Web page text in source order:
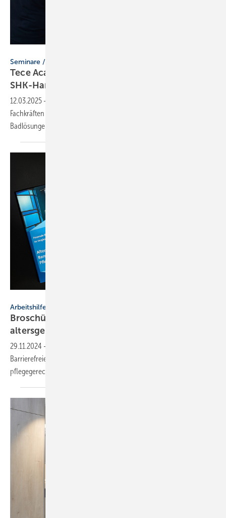
Seminare / Webinare
Tece Academy: Wei­ter­bil­dung für
SHK-Hand­wer­ker
12.03.2025 -
Fachkräften das nötige Rüstzeug für die Beratung und Umsetzung von
Badlösungen
Arbeitshilfe
Broschüre: Barrierefrei, pflegegerecht oder
altersgerecht?
29.11.2024 -
Barrierefreies Bad vergleicht barrierefreie, altersgerechte und
pflegegerechte